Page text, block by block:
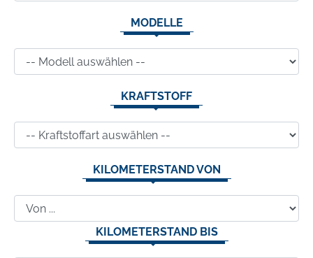
MODELLE
KRAFTSTOFF
KILOMETERSTAND VON
KILOMETERSTAND BIS